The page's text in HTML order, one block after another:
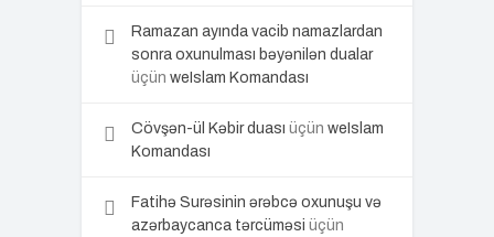
Ramazan ayında vacib namazlardan
sonra oxunulması bəyənilən dualar
üçün weIslam Komandası
Cövşən-ül Kəbir duası üçün weIslam
Komandası
Fatihə Surəsinin ərəbcə oxunuşu və
azərbaycanca tərcüməsi üçün